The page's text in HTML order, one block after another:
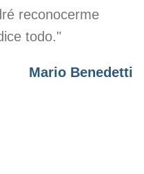
reconocerme
todo."
Mario Benedetti